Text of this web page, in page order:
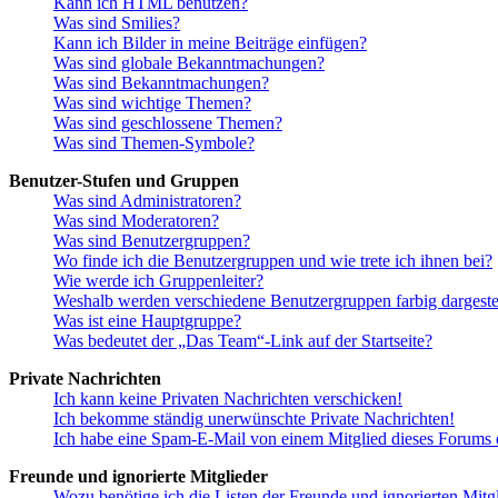
Was sind Smilies?
Kann ich Bilder in meine Beiträge einfügen?
Was sind globale Bekanntmachungen?
Was sind Bekanntmachungen?
Was sind wichtige Themen?
Was sind geschlossene Themen?
Was sind Themen-Symbole?
Benutzer-Stufen und Gruppen
Was sind Administratoren?
Was sind Moderatoren?
Was sind Benutzergruppen?
Wo finde ich die Benutzergruppen und wie trete ich ihnen bei?
Wie werde ich Gruppenleiter?
Weshalb werden verschiedene Benutzergruppen farbig
Was ist eine Hauptgruppe?
Was bedeutet der „Das Team“-Link auf der Startseite?
Private Nachrichten
Ich kann keine Privaten Nachrichten verschicken!
Ich bekomme ständig unerwünschte Private Nachrichten!
Ich habe eine Spam-E-Mail von einem Mitglied dieses Forums
Freunde und ignorierte Mitglieder